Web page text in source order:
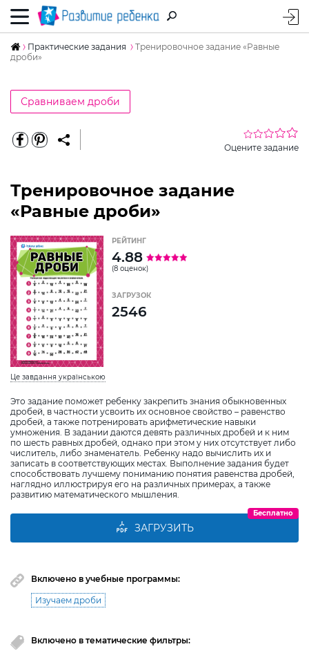
Практические задания
Тренировочное задание «Равные
дроби»
Сравниваем дроби
Оцените задание
Тренировочное задание
«Равные дроби»
Це завдання українською
Это задание поможет ребенку закрепить знания обыкновенных
дробей, в частности усвоить их основное свойство – равенство
дробей, а также потренировать арифметические навыки
умножения. В задании даются девять различных дробей и к ним
по шесть равных дробей, однако при этом у них отсутствует либо
числитель, либо знаменатель. Ребенку надо вычислить их и
записать в соответствующих местах. Выполнение задания будет
способствовать лучшему пониманию понятия равенства дробей,
наглядно иллюстрируя его на различных примерах, а также
развитию математического мышления.
РЕЙТИНГ
4.88
(8 оценок)
ЗАГРУЗОК
2546
ЗАГРУЗИТЬ
Бесплатно
Включено в учебные программы:
Изучаем дроби
Включено в тематические фильтры: